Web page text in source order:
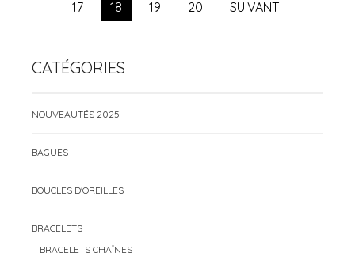
17
18 19 20 SUIVANT
CATÉGORIES
NOUVEAUTÉS 2025
BAGUES
BOUCLES D'OREILLES
BRACELETS
BRACELETS CHAÎNES